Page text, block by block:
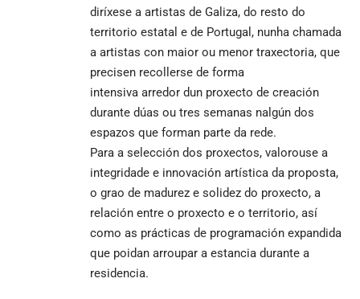
diríxese a artistas de Galiza, do resto do
territorio estatal e de Portugal, nunha chamada
a artistas con maior ou menor traxectoria, que
precisen recollerse de forma
intensiva arredor dun proxecto de creación
durante dúas ou tres semanas nalgún dos
espazos que forman parte da rede.
Para a selección dos proxectos, valorouse a
integridade e innovación artística da proposta,
o grao de madurez e solidez do proxecto, a
relación entre o proxecto e o territorio, así
como as prácticas de programación expandida
que poidan arroupar a estancia durante a
residencia.